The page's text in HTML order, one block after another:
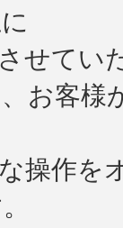
せてい
お客様
操作を